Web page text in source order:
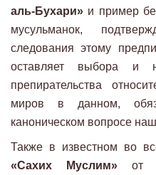
аль-Бухари» и пример
мусульманок,
следования этому
оставляет выбора и
препирательства
миров в данном,
каноническом вопросе
Также в известном во
«Сахих Муслим»от